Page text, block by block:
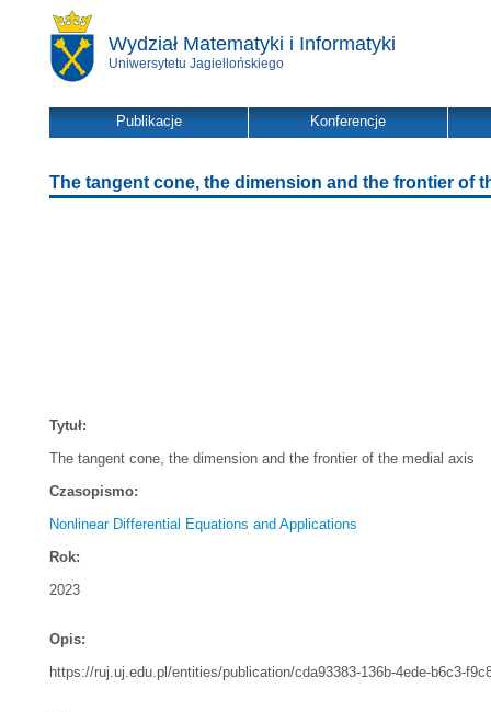
Wydział Matematyki i Informatyki
Uniwersytetu Jagiellońskiego
Publikacje Konferencje
The tangent cone, the dimension and the frontier of
Tytuł:
The tangent cone, the dimension and the frontier of the medial axis
Czasopismo:
Nonlinear Differential Equations and Applications
Rok:
2023
Opis:
https://ruj.uj.edu.pl/entities/publication/cda93383-136b-4ede-b6c3-